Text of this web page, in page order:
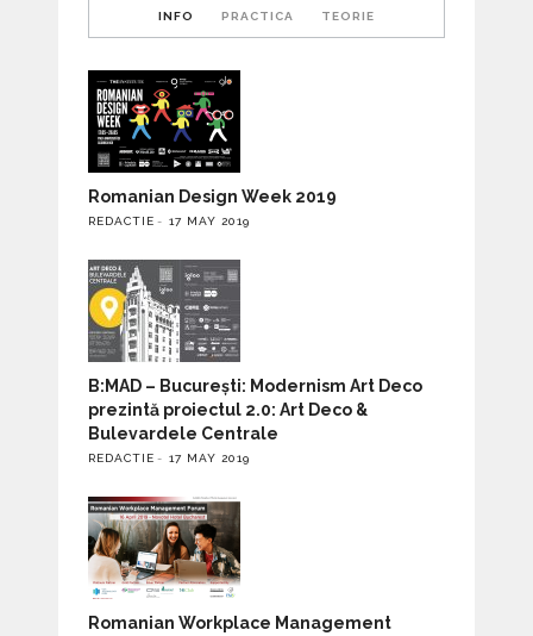
INFO PRACTICA TEORIE
Romanian Design Week 2019
REDACTIE 17 MAY 2019
B:MAD – București: Modernism Art Deco
prezintă proiectul 2.0: Art Deco &
Bulevardele Centrale
REDACTIE 17 MAY 2019
Romanian Workplace Management